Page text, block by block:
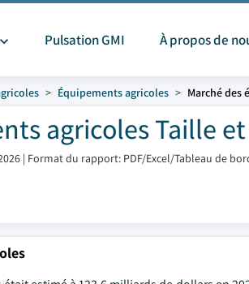
Pulsation GMI À propos de
Équipements agricoles Marché des
agricoles Taille
| Format du rapport: PDF/Excel/Tableau de